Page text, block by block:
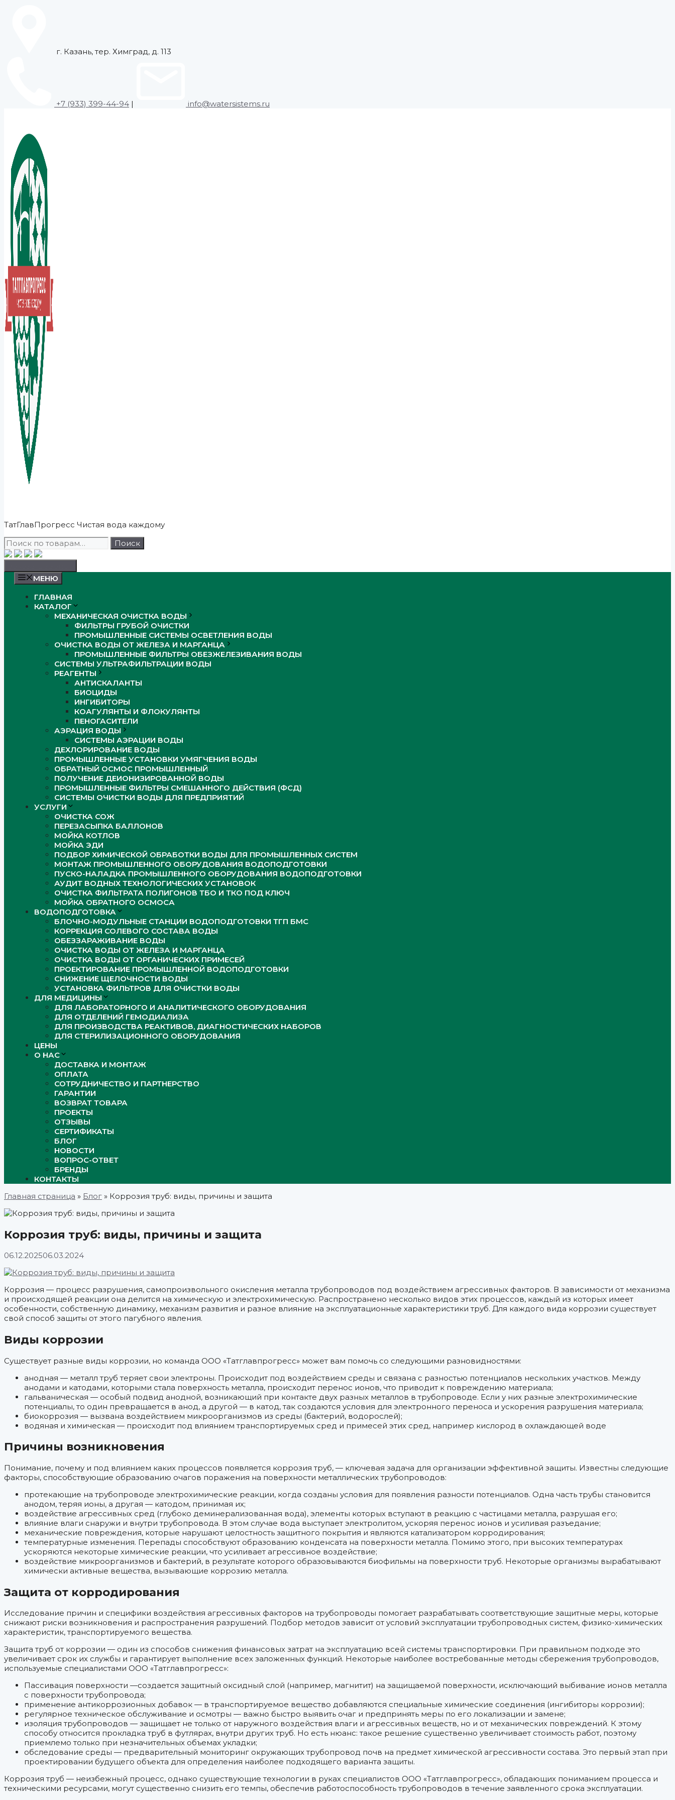
г. Казань, тер. Химград, д. 113
+7 (933) 399-44-94 | info@watersistems.ru
ТатГлавПрогресс Чистая вода каждому
Искать:
Поиск
МЕНЮ
ГЛАВНАЯ
КАТАЛОГ
МЕХАНИЧЕСКАЯ ОЧИСТКА ВОДЫ
ФИЛЬТРЫ ГРУБОЙ ОЧИСТКИ
ПРОМЫШЛЕННЫЕ СИСТЕМЫ ОСВЕТЛЕНИЯ ВОДЫ
ОЧИСТКА ВОДЫ ОТ ЖЕЛЕЗА И МАРГАНЦА
ПРОМЫШЛЕННЫЕ ФИЛЬТРЫ ОБЕЗЖЕЛЕЗИВАНИЯ ВОДЫ
СИСТЕМЫ УЛЬТРАФИЛЬТРАЦИИ ВОДЫ
РЕАГЕНТЫ
АНТИСКАЛАНТЫ
БИОЦИДЫ
ИНГИБИТОРЫ
КОАГУЛЯНТЫ И ФЛОКУЛЯНТЫ
ПЕНОГАСИТЕЛИ
АЭРАЦИЯ ВОДЫ
СИСТЕМЫ АЭРАЦИИ ВОДЫ
ДЕХЛОРИРОВАНИЕ ВОДЫ
ПРОМЫШЛЕННЫЕ УСТАНОВКИ УМЯГЧЕНИЯ ВОДЫ
ОБРАТНЫЙ ОСМОС ПРОМЫШЛЕННЫЙ
ПОЛУЧЕНИЕ ДЕИОНИЗИРОВАННОЙ ВОДЫ
ПРОМЫШЛЕННЫЕ ФИЛЬТРЫ СМЕШАННОГО ДЕЙСТВИЯ (ФСД)
СИСТЕМЫ ОЧИСТКИ ВОДЫ ДЛЯ ПРЕДПРИЯТИЙ
УСЛУГИ
ОЧИСТКА СОЖ
ПЕРЕЗАСЫПКА БАЛЛОНОВ
МОЙКА КОТЛОВ
МОЙКА ЭДИ
ПОДБОР ХИМИЧЕСКОЙ ОБРАБОТКИ ВОДЫ ДЛЯ ПРОМЫШЛЕННЫХ СИСТЕМ
МОНТАЖ ПРОМЫШЛЕННОГО ОБОРУДОВАНИЯ ВОДОПОДГОТОВКИ
ПУСКО-НАЛАДКА ПРОМЫШЛЕННОГО ОБОРУДОВАНИЯ ВОДОПОДГОТОВКИ
АУДИТ ВОДНЫХ ТЕХНОЛОГИЧЕСКИХ УСТАНОВОК
ОЧИСТКА ФИЛЬТРАТА ПОЛИГОНОВ ТБО И ТКО ПОД КЛЮЧ
МОЙКА ОБРАТНОГО ОСМОСА
ВОДОПОДГОТОВКА
БЛОЧНО-МОДУЛЬНЫЕ СТАНЦИИ ВОДОПОДГОТОВКИ ТГП БМС
КОРРЕКЦИЯ СОЛЕВОГО СОСТАВА ВОДЫ
ОБЕЗЗАРАЖИВАНИЕ ВОДЫ
ОЧИСТКА ВОДЫ ОТ ЖЕЛЕЗА И МАРГАНЦА
ОЧИСТКА ВОДЫ ОТ ОРГАНИЧЕСКИХ ПРИМЕСЕЙ
ПРОЕКТИРОВАНИЕ ПРОМЫШЛЕННОЙ ВОДОПОДГОТОВКИ
СНИЖЕНИЕ ЩЕЛОЧНОСТИ ВОДЫ
УСТАНОВКА ФИЛЬТРОВ ДЛЯ ОЧИСТКИ ВОДЫ
ДЛЯ МЕДИЦИНЫ
ДЛЯ ЛАБОРАТОРНОГО И АНАЛИТИЧЕСКОГО ОБОРУДОВАНИЯ
ДЛЯ ОТДЕЛЕНИЙ ГЕМОДИАЛИЗА
ДЛЯ ПРОИЗВОДСТВА РЕАКТИВОВ, ДИАГНОСТИЧЕСКИХ НАБОРОВ
ДЛЯ СТЕРИЛИЗАЦИОННОГО ОБОРУДОВАНИЯ
ЦЕНЫ
О НАС
ДОСТАВКА И МОНТАЖ
ОПЛАТА
СОТРУДНИЧЕСТВО И ПАРТНЕРСТВО
ГАРАНТИИ
ВОЗВРАТ ТОВАРА
ПРОЕКТЫ
ОТЗЫВЫ
СЕРТИФИКАТЫ
БЛОГ
НОВОСТИ
ВОПРОС-ОТВЕТ
БРЕНДЫ
КОНТАКТЫ
Главная страница » Блог » Коррозия труб: виды, причины и защита
Коррозия труб: виды, причины и защита
06.12.202506.03.2024
Коррозия — процесс разрушения, самопроизвольного окисления металла трубопроводов под воздействием агрессивных факторов. В зависимости от механизма
и происходящей реакции она делится на химическую и электрохимическую. Распространено несколько видов этих процессов, каждый из которых имеет
особенности, собственную динамику, механизм развития и разное влияние на эксплуатационные характеристики труб. Для каждого вида коррозии существует
свой способ защиты от этого пагубного явления.
Виды коррозии
Существует разные виды коррозии, но команда ООО «Татглавпрогресс» может вам помочь со следующими разновидностями:
анодная — металл труб теряет свои электроны. Происходит под воздействием среды и связана с разностью потенциалов нескольких участков. Между
анодами и катодами, которыми стала поверхность металла, происходит перенос ионов, что приводит к повреждению материала;
гальваническая — особый подвид анодной, возникающий при контакте двух разных металлов в трубопроводе. Если у них разные электрохимические
потенциалы, то один превращается в анод, а другой — в катод, так создаются условия для электронного переноса и ускорения разрушения материала;
биокоррозия — вызвана воздействием микроорганизмов из среды (бактерий, водорослей);
водяная и химическая — происходит под влиянием транспортируемых сред и примесей этих сред, например кислород в охлаждающей воде
Причины возникновения
Понимание, почему и под влиянием каких процессов появляется коррозия труб, — ключевая задача для организации эффективной защиты. Известны следующие
факторы, способствующие образованию очагов поражения на поверхности металлических трубопроводов:
протекающие на трубопроводе электрохимические реакции, когда созданы условия для появления разности потенциалов. Одна часть трубы становится
анодом, теряя ионы, а другая — катодом, принимая их;
воздействие агрессивных сред (глубоко деминерализованная вода), элементы которых вступают в реакцию с частицами металла, разрушая его;
влияние влаги снаружи и внутри трубопровода. В этом случае вода выступает электролитом, ускоряя перенос ионов и усиливая разъедание;
механические повреждения, которые нарушают целостность защитного покрытия и являются катализатором корродирования;
температурные изменения. Перепады способствуют образованию конденсата на поверхности металла. Помимо этого, при высоких температурах
ускоряются некоторые химические реакции, что усиливает агрессивное воздействие;
воздействие микроорганизмов и бактерий, в результате которого образовываются биофильмы на поверхности труб. Некоторые организмы вырабатывают
химически активные вещества, вызывающие коррозию металла.
Защита от корродирования
Исследование причин и специфики воздействия агрессивных факторов на трубопроводы помогает разрабатывать соответствующие защитные меры, которые
снижают риски возникновения и распространения разрушений. Подбор методов зависит от условий эксплуатации трубопроводных систем, физико-химических
характеристик, транспортируемого вещества.
Защита труб от коррозии — один из способов снижения финансовых затрат на эксплуатацию всей системы транспортировки. При правильном подходе это
увеличивает срок их службы и гарантирует выполнение всех заложенных функций. Некоторые наиболее востребованные методы сбережения трубопроводов,
используемые специалистами ООО «Татглавпрогресс»:
Пассивация поверхности —создается защитный оксидный слой (например, магнитит) на защищаемой поверхности, исключающий выбивание ионов металла
с поверхности трубопровода;
применение антикоррозионных добавок — в транспортируемое вещество добавляются специальные химические соединения (ингибиторы коррозии);
регулярное техническое обслуживание и осмотры — важно быстро выявить очаг и предпринять меры по его локализации и замене;
изоляция трубопроводов — защищает не только от наружного воздействия влаги и агрессивных веществ, но и от механических повреждений. К этому
способу относится прокладка труб в футлярах, внутри других труб. Но есть нюанс: такое решение существенно увеличивает стоимость работ, поэтому
приемлемо только при незначительных объемах укладки;
обследование среды — предварительный мониторинг окружающих трубопровод почв на предмет химической агрессивности состава. Это первый этап при
проектировании будущего объекта для определения наиболее подходящего варианта защиты.
Коррозия труб — неизбежный процесс, однако существующие технологии в руках специалистов ООО «Татглавпрогресс», обладающих пониманием процесса и
техническими ресурсами, могут существенно снизить его темпы, обеспечив работоспособность трубопроводов в течение заявленного срока эксплуатации.